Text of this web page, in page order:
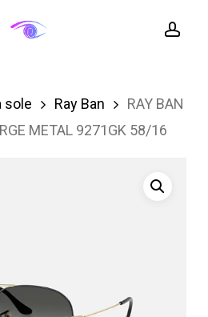
sole Ray Ban
RAY BAN
METAL 9271GK 58/16